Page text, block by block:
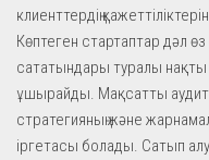
клиенттердің
Көптеген стартаптар дәл
сататындары туралы нақты
ұшырайды. Мақсатты
стратегияның және
іргетасы болады. Сатып